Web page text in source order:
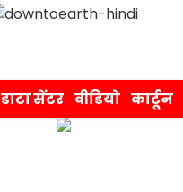
डाटा सेंटर वीडियो कार्टून